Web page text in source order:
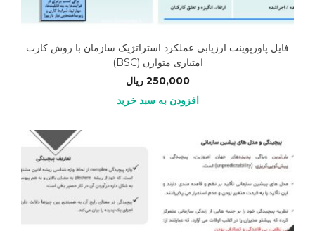
فایل پاورپوینت ارزیابی عملکرد استراتژیک سازمان با روش کارت
امتیازی متوازن (BSC)
250,000 ریال
افزودن به سبد خرید